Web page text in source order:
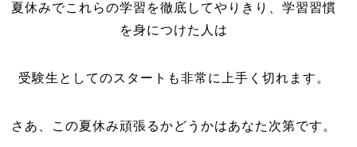
夏休みでこれらの学習を徹底してやりきり、学習習慣
を身につけた人は
受験生としてのスタートも非常に上手く切れます。
さあ、この夏休み頑張るかどうかはあなた次第です。